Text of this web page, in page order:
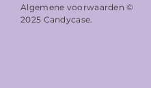
Algemene voorwaarden ©
2025 Candycase